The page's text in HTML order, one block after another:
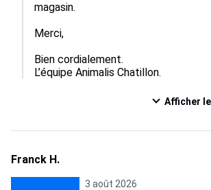
magasin.
Merci,
Bien cordialement.
L’équipe Animalis Chatillon.
Afficher
Franck H.
3 août 2026